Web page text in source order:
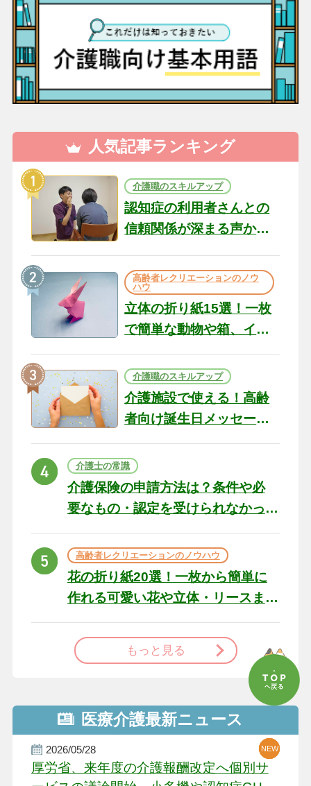
人気記事ランキング
介護職のスキルアップ
認知症の利用者さんとの
信頼関係が深まる声かけ
の現場から（22）
高齢者レクリエーションのノウ
ハウ
立体の折り紙15選！一枚
で簡単な動物や箱、イン
介護職のスキルアップ
介護施設で使える！高齢
者向け誕生日メッセージ
ト
介護士の常識
介護保険の申請方法は？条件や必
要なもの・認定を受けられなかっ
高齢者レクリエーションのノウハウ
花の折り紙20選！一枚から簡単に
作れる可愛い花や立体・リースま
もっと見る
医療介護最新ニュース
2026/05/28
厚労省、来年度の介護報酬改定へ個別サ
NEW
NEW
NEW